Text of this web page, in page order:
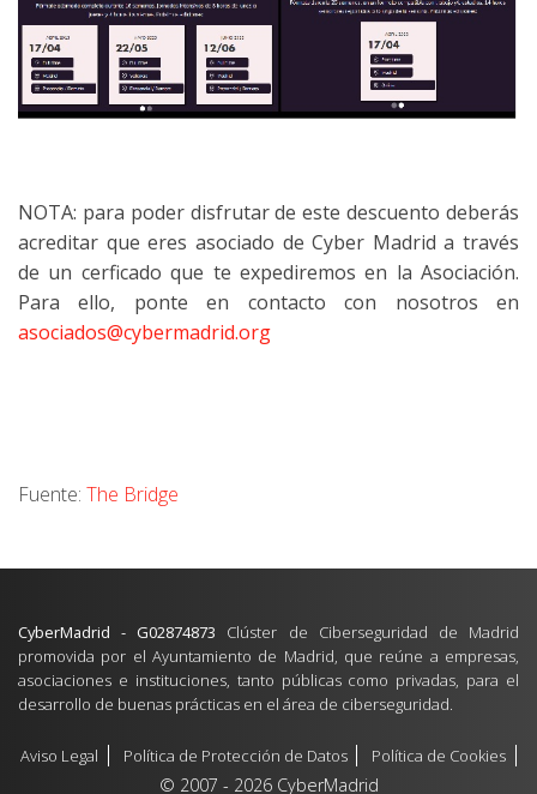
NOTA: para poder disfrutar de este descuento deberás
acreditar que eres asociado de Cyber Madrid a través
de un cerficado que te expediremos en la Asociación.
Para ello, ponte en contacto con nosotros en
asociados@cybermadrid.org
Fuente: The Bridge
CyberMadrid - G02874873 Clúster de Ciberseguridad de Madrid
promovida por el Ayuntamiento de Madrid, que reúne a empresas,
asociaciones e instituciones, tanto públicas como privadas, para el
desarrollo de buenas prácticas en el área de ciberseguridad.
Aviso Legal Política de Protección de Datos Política de Cookies
© 2007 - 2026 CyberMadrid